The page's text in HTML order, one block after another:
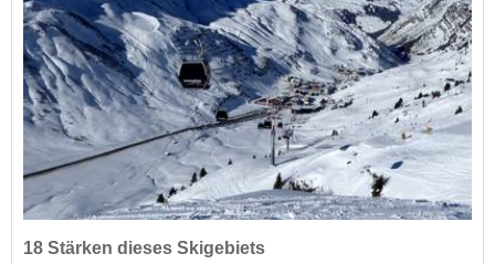
18 Stärken dieses Skigebiets